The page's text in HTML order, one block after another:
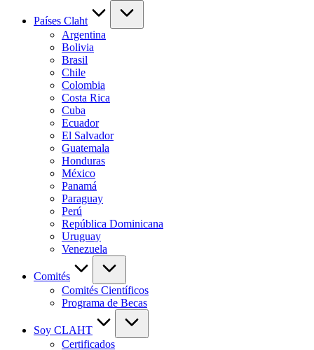
Países Claht
Argentina
Bolivia
Brasil
Chile
Colombia
Costa Rica
Cuba
Ecuador
El Salvador
Guatemala
Honduras
México
Panamá
Paraguay
Perú
República Dominicana
Uruguay
Venezuela
Comités
Comités Científicos
Programa de Becas
Soy CLAHT
Certificados